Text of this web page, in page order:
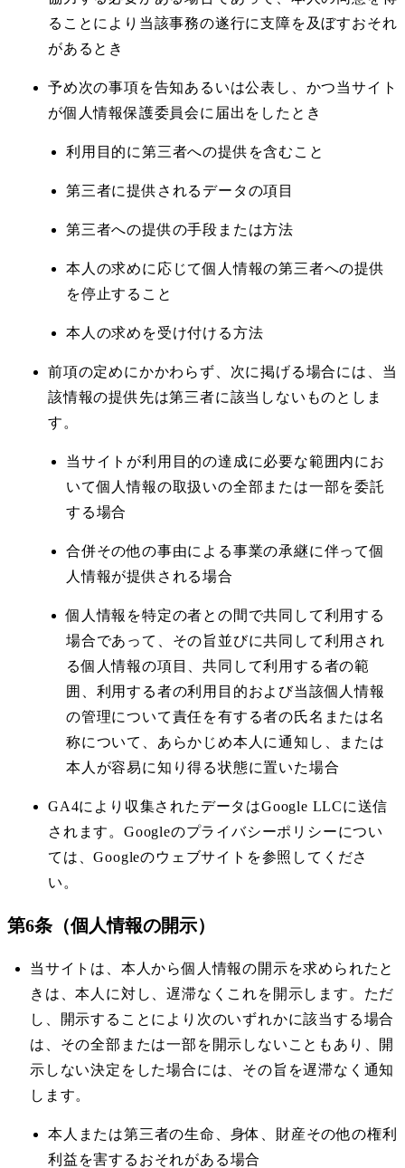
ることにより当該事務の遂行に支障を及ぼすおそれ
があるとき
予め次の事項を告知あるいは公表し、かつ当サイト
が個人情報保護委員会に届出をしたとき
利用目的に第三者への提供を含むこと
第三者に提供されるデータの項目
第三者への提供の手段または方法
本人の求めに応じて個人情報の第三者への提供
を停止すること
本人の求めを受け付ける方法
前項の定めにかかわらず、次に掲げる場合には、当
該情報の提供先は第三者に該当しないものとしま
す。
当サイトが利用目的の達成に必要な範囲内にお
いて個人情報の取扱いの全部または一部を委託
する場合
合併その他の事由による事業の承継に伴って個
人情報が提供される場合
個人情報を特定の者との間で共同して利用する
場合であって、その旨並びに共同して利用され
る個人情報の項目、共同して利用する者の範
囲、利用する者の利用目的および当該個人情報
の管理について責任を有する者の氏名または名
称について、あらかじめ本人に通知し、または
本人が容易に知り得る状態に置いた場合
GA4により収集されたデータはGoogle LLCに送信
されます。Googleのプライバシーポリシーについ
ては、Googleのウェブサイトを参照してくださ
い。
第6条（個人情報の開示）
当サイトは、本人から個人情報の開示を求められたと
きは、本人に対し、遅滞なくこれを開示します。ただ
し、開示することにより次のいずれかに該当する場合
は、その全部または一部を開示しないこともあり、開
示しない決定をした場合には、その旨を遅滞なく通知
します。
本人または第三者の生命、身体、財産その他の権利
利益を害するおそれがある場合